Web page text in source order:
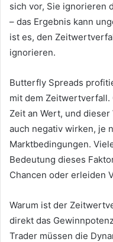
sich vor, Sie ignorieren
– das Ergebnis kann
ist es, den
ignorieren.
Butterfly Spreads
mit dem
Zeit an Wert, und
auch negativ wirken, je
Marktbedingungen.
Bedeutung dieses
Chancen oder erleiden
Warum ist der
direkt das
Trader müssen die